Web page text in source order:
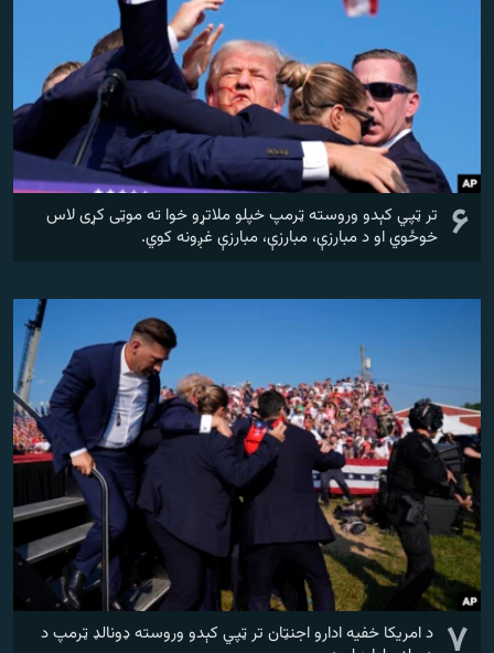
۶
تر ټپي کېدو وروسته ټرمپ خپلو ملاتړو خوا ته موټی کړی لاس
خوځوي او د مبارزې، مبارزې، مبارزې غږونه کوي.
د امریکا خفیه ادارو اجنټان تر ټپي کېدو وروسته ډونالډ ټرمپ د